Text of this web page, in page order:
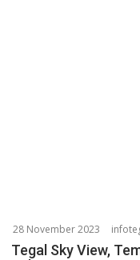
28 November 2023
Tegal Sky View,